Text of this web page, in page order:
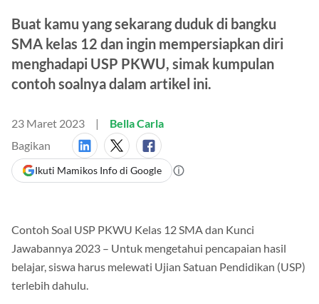
Buat kamu yang sekarang duduk di bangku
SMA kelas 12 dan ingin mempersiapkan diri
menghadapi USP PKWU, simak kumpulan
contoh soalnya dalam artikel ini.
23 Maret 2023
Bella Carla
Bagikan
Ikuti Mamikos Info di Google
Contoh Soal USP PKWU Kelas 12 SMA dan Kunci
Jawabannya 2023 – Untuk mengetahui pencapaian hasil
belajar, siswa harus melewati Ujian Satuan Pendidikan (USP)
terlebih dahulu.